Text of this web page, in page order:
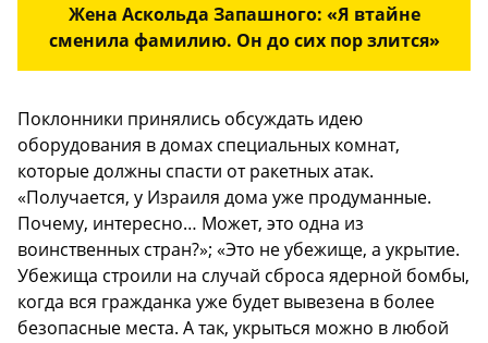
Жена Аскольда Запашного: «Я втайне
сменила фамилию. Он до сих пор злится»
Поклонники принялись обсуждать идею
оборудования в домах специальных комнат,
которые должны спасти от ракетных атак.
«Получается, у Израиля дома уже продуманные.
Почему, интересно… Может, это одна из
воинственных стран?»; «Это не убежище, а укрытие.
Убежища строили на случай сброса ядерной бомбы,
когда вся гражданка уже будет вывезена в более
безопасные места. А так, укрыться можно в любой